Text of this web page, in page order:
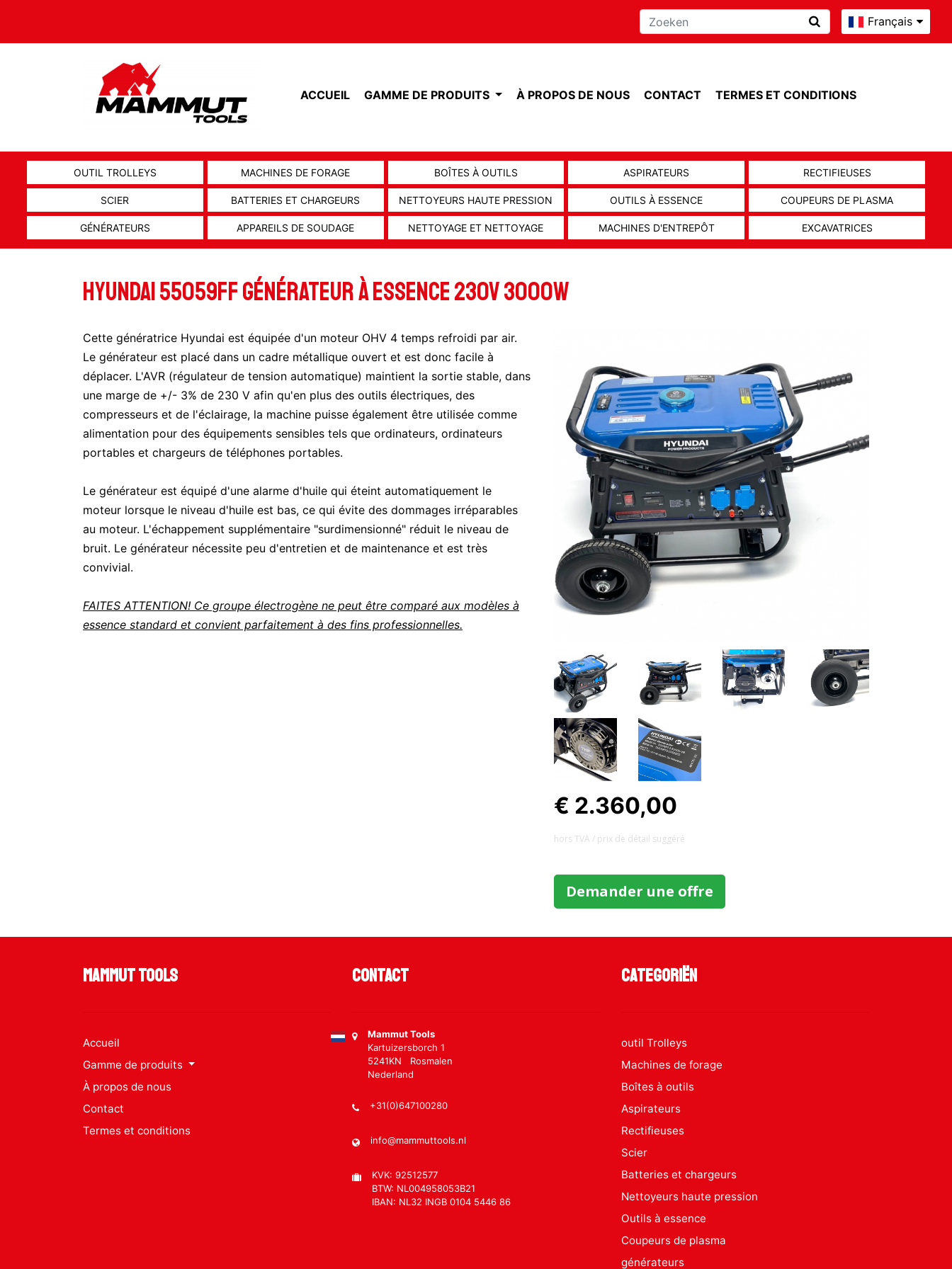
Français
ACCUEIL GAMME DE PRODUITS À PROPOS DE NOUS CONTACT TERMES ET CONDITIONS
OUTIL TROLLEYS MACHINES DE FORAGE BOÎTES À OUTILS ASPIRATEURS RECTIFIEUSES
SCIER BATTERIES ET CHARGEURS NETTOYEURS HAUTE PRESSION OUTILS À ESSENCE COUPEURS DE PLASMA
GÉNÉRATEURS APPAREILS DE SOUDAGE NETTOYAGE ET NETTOYAGE MACHINES D'ENTREPÔT EXCAVATRICES
HYUNDAI 55059FF GÉNÉRATEUR À ESSENCE 230V 3000W
€ 2.360,00
hors TVA / prix ​​de détail suggéré
Demander une offre
Cette génératrice Hyundai est équipée d'un moteur OHV 4 temps refroidi par air.
Le générateur est placé dans un cadre métallique ouvert et est donc facile à
déplacer. L'AVR (régulateur de tension automatique) maintient la sortie stable, dans
une marge de +/- 3% de 230 V afin qu'en plus des outils électriques, des
compresseurs et de l'éclairage, la machine puisse également être utilisée comme
alimentation pour des équipements sensibles tels que ordinateurs, ordinateurs
portables et chargeurs de téléphones portables.
Le générateur est équipé d'une alarme d'huile qui éteint automatiquement le
moteur lorsque le niveau d'huile est bas, ce qui évite des dommages irréparables
au moteur. L'échappement supplémentaire "surdimensionné" réduit le niveau de
bruit. Le générateur nécessite peu d'entretien et de maintenance et est très
convivial.
FAITES ATTENTION! Ce groupe électrogène ne peut être comparé aux modèles à
essence standard et convient parfaitement à des fins professionnelles.
Mammut Tools
Accueil
Gamme de produits
À propos de nous
Contact
Termes et conditions
Contact
Mammut Tools
Kartuizersborch 1
5241KN Rosmalen
Nederland
+31(0)647100280
info@mammuttools.nl
KVK: 92512577
BTW: NL004958053B21
IBAN: NL32 INGB 0104 5446 86
Categoriën
outil Trolleys
Machines de forage
Boîtes à outils
Aspirateurs
Rectifieuses
Scier
Batteries et chargeurs
Nettoyeurs haute pression
Outils à essence
Coupeurs de plasma
générateurs